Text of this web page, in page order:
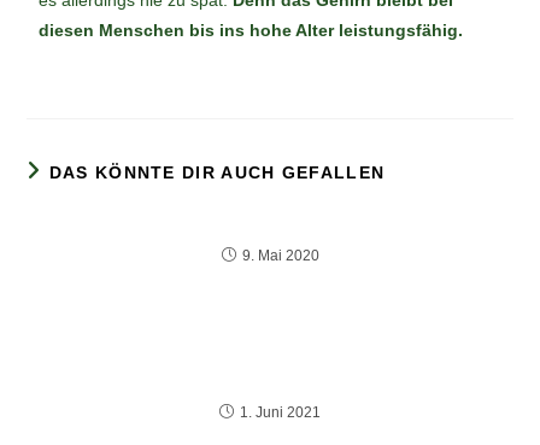
diesen Menschen bis ins hohe Alter leistungsfähig.
DAS KÖNNTE DIR AUCH GEFALLEN
9. Mai 2020
1. Juni 2021